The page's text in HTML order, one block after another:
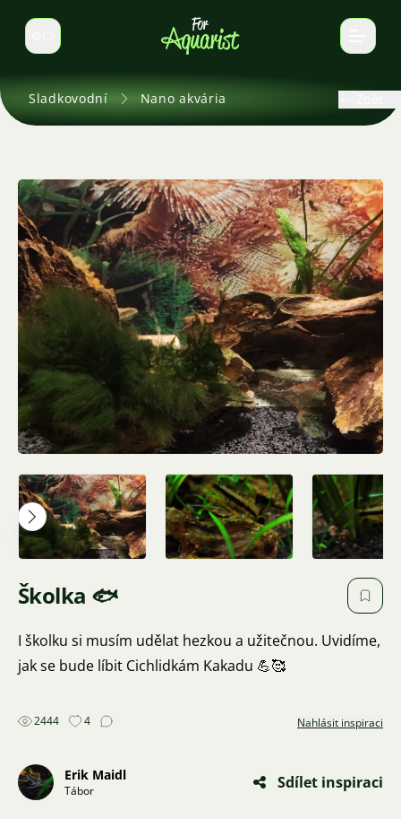
Select language
Sladkovodní Nano akvária
Školka 🐟
I školku si musím udělat hezkou a užitečnou. Uvidíme,
jak se bude líbit Cichlidkám Kakadu 💪🥰
2444 4 Nahlásit inspiraci
Erik Maidl
Tábor Sdílet inspiraci